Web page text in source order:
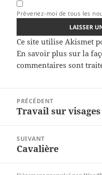
Prévenez-moi de tous les
Ce site utilise Akismet
En savoir plus sur la
commentaires sont
l’article
PRÉCÉDENT
Article
Travail sur visages
SUIVANT
Article
Cavalière